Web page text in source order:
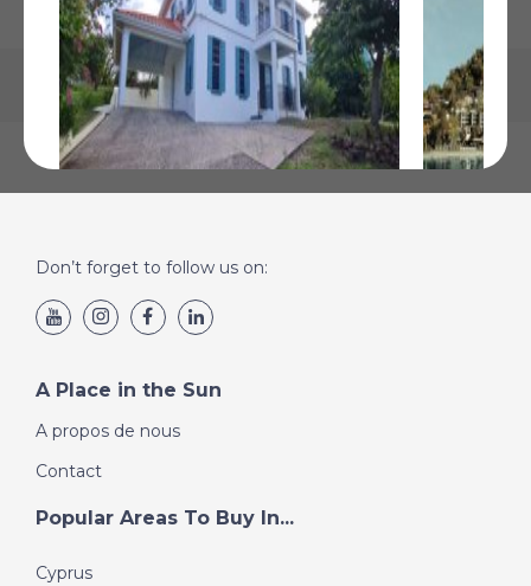
Sainte Lucie
€557 496
Don’t forget to follow us on:
A Place in the Sun
A propos de nous
Contact
Popular Areas To Buy In...
Cyprus